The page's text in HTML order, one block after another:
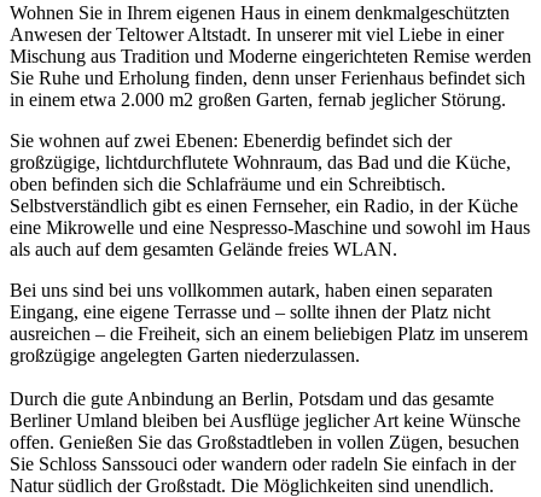
Wohnen Sie in Ihrem eigenen Haus in einem denkmalgeschützten
Anwesen der Teltower Altstadt. In unserer mit viel Liebe in einer
Mischung aus Tradition und Moderne eingerichteten Remise werden
Sie Ruhe und Erholung finden, denn unser Ferienhaus befindet sich
in einem etwa 2.000 m2 großen Garten, fernab jeglicher Störung.
Sie wohnen auf zwei Ebenen: Ebenerdig befindet sich der
großzügige, lichtdurchflutete Wohnraum, das Bad und die Küche,
oben befinden sich die Schlafräume und ein Schreibtisch.
Selbstverständlich gibt es einen Fernseher, ein Radio, in der Küche
eine Mikrowelle und eine Nespresso-Maschine und sowohl im Haus
als auch auf dem gesamten Gelände freies WLAN.
Bei uns sind bei uns vollkommen autark, haben einen separaten
Eingang, eine eigene Terrasse und – sollte ihnen der Platz nicht
ausreichen – die Freiheit, sich an einem beliebigen Platz im unserem
großzügige angelegten Garten niederzulassen.
Durch die gute Anbindung an Berlin, Potsdam und das gesamte
Berliner Umland bleiben bei Ausflüge jeglicher Art keine Wünsche
offen. Genießen Sie das Großstadtleben in vollen Zügen, besuchen
Sie Schloss Sanssouci oder wandern oder radeln Sie einfach in der
Natur südlich der Großstadt. Die Möglichkeiten sind unendlich.